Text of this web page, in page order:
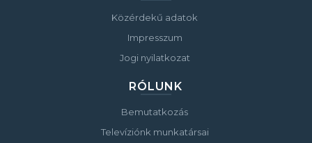
Közérdekű adatok
Impresszum
Jogi nyilatkozat
RÓLUNK
Bemutatkozás
Televíziónk munkatársai